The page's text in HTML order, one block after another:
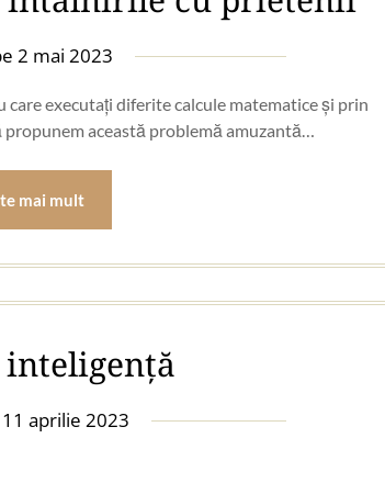
2 mai 2023
executați diferite calcule matematice și prin
propunem această problemă amuzantă…
mai mult
inteligență
11 aprilie 2023